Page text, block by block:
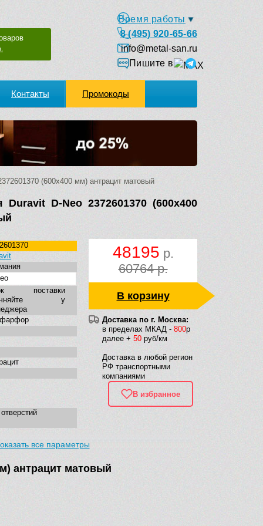
Время работы
8 (495) 920-65-66
info@metal-san.ru
Пишите в
Контакты Промокоды
(600х400 мм) антрацит матовый
Duravit D-Neo 2372601370 (600х400
48195 р.
60764 р.
В корзину
Доставка по г. Москва:
в пределах МКАД - 800р
далее + 50 руб/км
Доставка в любой регион
РФ транспортными
компаниями
В избранное
поставки
у
все параметры
антрацит матовый